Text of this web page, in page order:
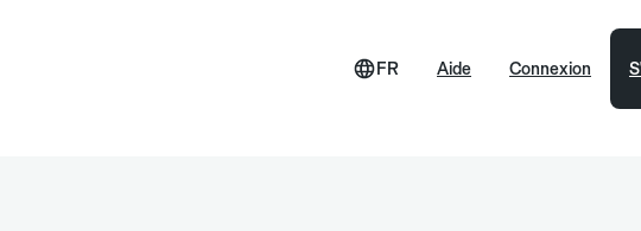
Aide
FR Connexion